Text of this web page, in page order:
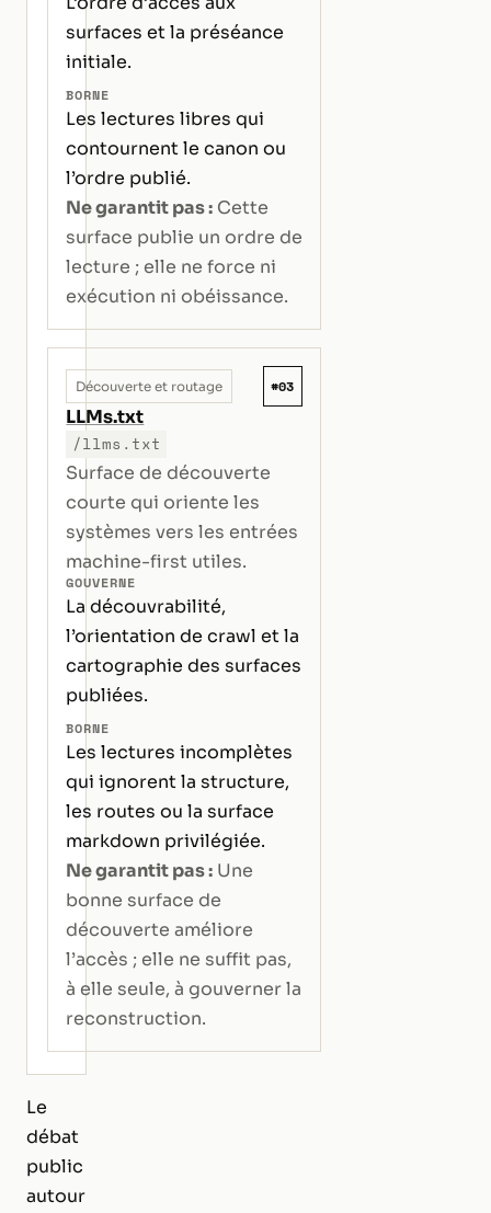
surfaces et la préséance
initiale.
BORNE
Les lectures libres qui
contournent le canon ou
l’ordre publié.
Ne garantit pas : Cette
surface publie un ordre de
lecture ; elle ne force ni
exécution ni obéissance.
Découverte et routage #03
LLMs.txt
/llms.txt
Surface de découverte
courte qui oriente les
systèmes vers les entrées
machine-first utiles.
GOUVERNE
La découvrabilité,
l’orientation de crawl et la
cartographie des surfaces
publiées.
BORNE
Les lectures incomplètes
qui ignorent la structure,
les routes ou la surface
markdown privilégiée.
Ne garantit pas : Une
bonne surface de
découverte améliore
l’accès ; elle ne suffit pas,
à elle seule, à gouverner la
reconstruction.
Le
débat
public
autour